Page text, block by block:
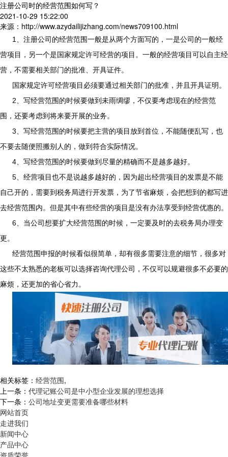
注册公司时的经营范围如何写？
2021-10-29 15:22:00
来源：http://www.azydailijizhang.com/news709100.html
1 、注册公司的经营范围一般是从两个方面写的，一是公司的一般经
营项目，另一个是国家规定许可经营的项目。一般的经营项目可以自主经
营，不需要相关部门的批准、开具证件。
国家规定许可经营项目必须要通过相关部门的批准，并且开具证明。
2、写经营范围的时候要做到未雨绸缪，不仅要考虑现在的经营范
围，还要考虑到将来要开展的业务。
3、写经营范围的时候要把主营的项目放到首位，不能随便乱写，也
不要去随便照搬别人的，做到符合实际情况。
4、写经营范围的时候要做到尽量的精确而不是越多越好。
5、经营项目也不是说越多越好的，因为超出经营项目的发票是不能
自己开的，需要到税务局进行开发票，为了节省麻烦，会把想到的都写进
去经营范围内。但是其中有些经营的项目是没有办法享受到经营优惠的。
6、当公司想要扩大经营范围的时候，一定要及时的去税务局办理变
更。
经营范围申报的时候看似很简单，却有很多需要注意的细节，很多对
这些不太熟悉的老板可以选择咨询代理公司，不仅可以规避很多不必要的
麻烦，还更加的省心省力。
相关标签： 经营范围,
上一条： 代理记账公司是中小型企业发展的理想选择
下一条： 公司地址变更需要准备哪些材料
网站首页
走进我们
新闻中心
产品中心